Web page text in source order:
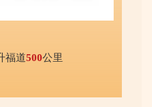
福道500公里